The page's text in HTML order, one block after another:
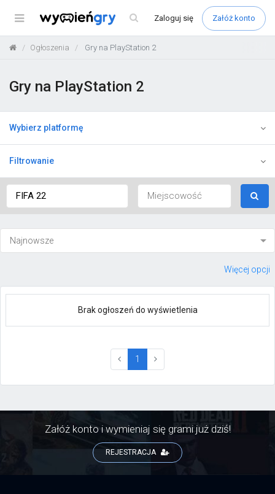
Menu Zaloguj się Załóż konto
Ogłoszenia Gry na PlayStation 2
Gry na PlayStation 2
Wybierz platformę
Filtrowanie
Więcej opcji
Brak ogłoszeń do wyświetlenia
1 (current)
Załóż konto i wymieniaj się grami już dziś!
REJESTRACJA